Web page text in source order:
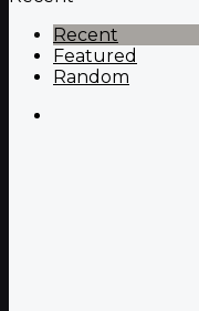
Recent
Featured
Random